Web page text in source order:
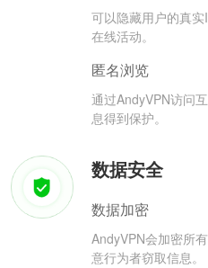
可以隐藏用户的真
在线活动。
匿名浏览
通过AndyVPN访问
息得到保护。
数据安全
数据加密
AndyVPN会加密所
意行为者窃取信息。